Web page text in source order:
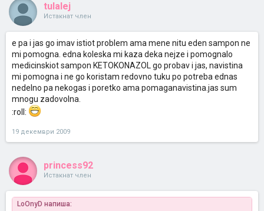
tulalej
Истакнат член
e pa i jas go imav istiot problem ama mene nitu eden sampon ne
mi pomogna. edna koleska mi kaza deka nejze i pomognalo
medicinskiot sampon KETOKONAZOL go probav i jas, navistina
mi pomogna i ne go koristam redovno tuku po potreba ednas
nedelno pa nekogas i poretko ama pomaganavistina.jas sum
mnogu zadovolna.
:roll:
19 декември 2009
princess92
Истакнат член
LoOnyD напиша: